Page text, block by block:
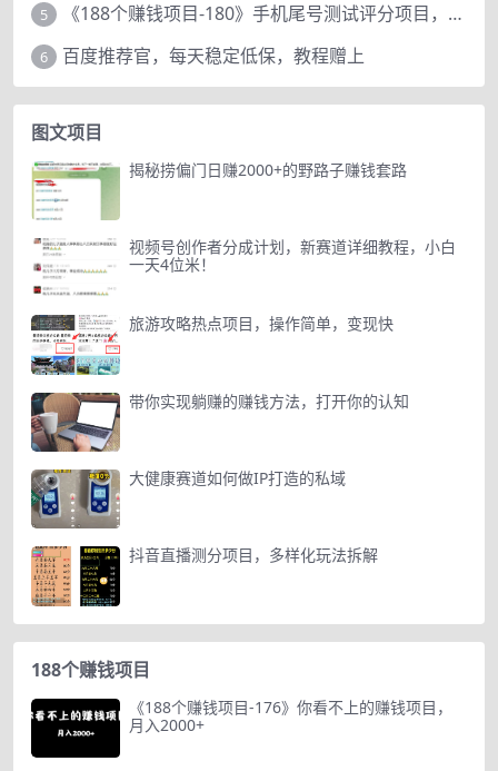
5 《188个赚钱项目-180》手机尾号测试评分项目，短视频直播日赚200+
6 百度推荐官，每天稳定低保，教程赠上
图文项目
揭秘捞偏门日赚2000+的野路子赚钱套路
视频号创作者分成计划，新赛道详细教程，小白
一天4位米！
旅游攻略热点项目，操作简单，变现快
带你实现躺赚的赚钱方法，打开你的认知
大健康赛道如何做IP打造的私域
抖音直播测分项目，多样化玩法拆解
188个赚钱项目
《188个赚钱项目-176》你看不上的赚钱项目，
月入2000+